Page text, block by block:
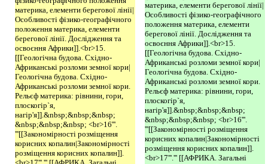
материка, елементи берегової лінії|
Особливості фізико-географічного
положення материка, елементи
берегової лінії. Дослідження та
освоєння Африки]].<br>15.
[[Геологічна будова. Східно-
Африканські розломи земної кори|
Геологічна будова. Східно-
Африканські розломи земної кори.
Рельєф материка: рівнини, гори,
плоскогір`я,
нагір'я]].&nbsp;&nbsp;&nbsp;
&nbsp;&nbsp;&nbsp; <br>16'''.
'''[[Закономірності розміщення
корисних копалин|Закономірності
розміщення корисних копалин]].
материка, елементи берегової лінії|
Особливості фізико-географічного
положення материка, елементи
берегової лінії. Дослідження та
освоєння Африки]].<br>15.
[[Геологічна будова. Східно-
Африканські розломи земної кори|
Геологічна будова. Східно-
Африканські розломи земної кори.
Рельєф материка: рівнини, гори,
плоскогір`я,
нагір'я]].&nbsp;&nbsp;&nbsp;
&nbsp;&nbsp;&nbsp; <br>16'''.
'''[[Закономірності розміщення
корисних копалин|Закономірності
розміщення корисних копалин]].
<br>17'''.''' [[АФРИКА. Загальні